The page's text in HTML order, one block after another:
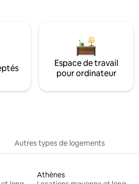
Espace de travail
pour ordinateur
Autres types de logements
Athènes